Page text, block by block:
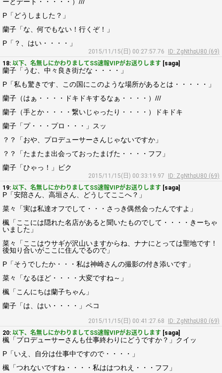
P「どうしました？」
蘭子「な、何でもない！行くぞ！」
P「？、はい・・・・」
2015/11/15(日) 00:27:57.76
ID: ZgNthpU80 (69)
18: 以下、名無しにかわりましてSS速報VIPがお送りします [saga]
蘭子「うむ、中々良き街だな・・・・」
P「私も驚きです、この国にこのような場所があるとは・・・・・」
蘭子（はぁ・・・・ドキドキするなぁ・・・・）///
蘭子（手とか・・・・繋いじゃったり・・・・）ドキドキ
蘭子「プ・・・プロ・・・」スッ
？？「おや、プロデューサーさんじゃないですか」
？？「たまたま出会っておったまげた・・・・フフ」
蘭子「ひゃっ！」ビク
2015/11/15(日) 00:33:19.97
ID: ZgNthpU80 (69)
19: 以下、名無しにかわりましてSS速報VIPがお送りします [saga]
P「安陪さん、高垣さん、どうしてここへ？」
菜々「実は私達オフでして・・・さっき偶然会ったんですよ」
楓「ここには隠れた名店があると聞いたものでして・・・・きーちゃ
いました」
菜々「ここはウサギが沢山いますからね、ナナにとっては聖地です！
後知り合いがここに住んでるので」
P「そうでしたか・・・私は神崎さんの撮影の付き添いです」
菜々「なるほど・・・・大変ですね～」
楓「こんにちは蘭子ちゃん」
蘭子「は、はい・・・・」ペコ
2015/11/15(日) 00:41:27.68
ID: ZgNthpU80 (69)
20: 以下、名無しにかわりましてSS速報VIPがお送りします [saga]
楓「プロデューサーさんも仕事終わりにどうですか？」クイッ
P「いえ、自分は仕事中ですので・・・・」
楓「つれないですね・・・・私ははつれえ・・・フフ」